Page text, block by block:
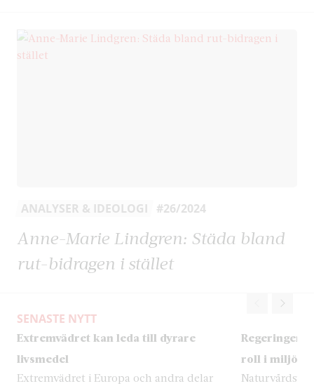
ANALYSER & IDEOLOGI #26/2024
Anne-Marie Lindgren: Städa bland
rut-bidragen i stället
SENASTE NYTT
Extremvädret kan leda till dyrare
livsmedel
Extremvädret i Europa och andra delar
Regeringen
roll i